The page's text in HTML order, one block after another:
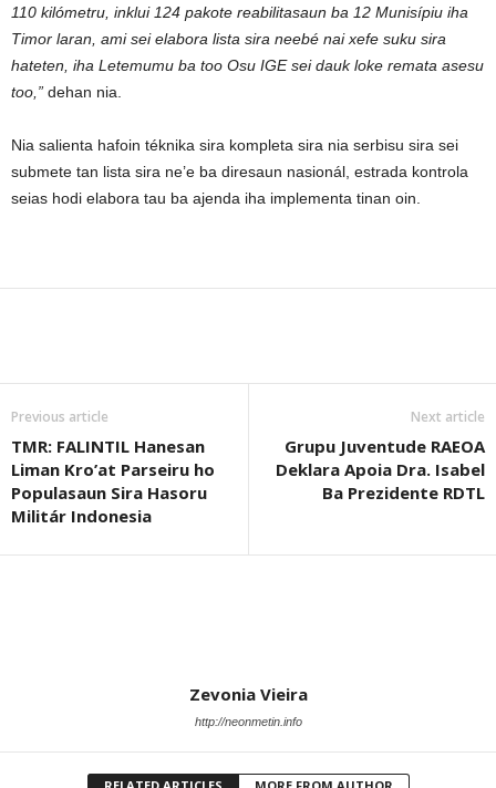
110 kilómetru, inklui 124 pakote reabilitasaun ba 12 Munisípiu iha
Timor laran, ami sei elabora lista sira neebé nai xefe suku sira
hateten, iha Letemumu ba too Osu IGE sei dauk loke remata asesu
too,” dehan nia.
Nia salienta hafoin téknika sira kompleta sira nia serbisu sira sei
submete tan lista sira ne’e ba diresaun nasionál, estrada kontrola
seias hodi elabora tau ba ajenda iha implementa tinan oin.
Previous article
TMR: FALINTIL Hanesan
Liman Kro’at Parseiru ho
Populasaun Sira Hasoru
Militár Indonesia
Next article
Grupu Juventude RAEOA
Deklara Apoia Dra. Isabel
Ba Prezidente RDTL
Zevonia Vieira
http://neonmetin.info